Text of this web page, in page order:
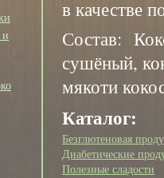
в качестве
Состав:
сушёный,
мякоти
Каталог:
Безглютеновая
Диабетические
Полезные сладости